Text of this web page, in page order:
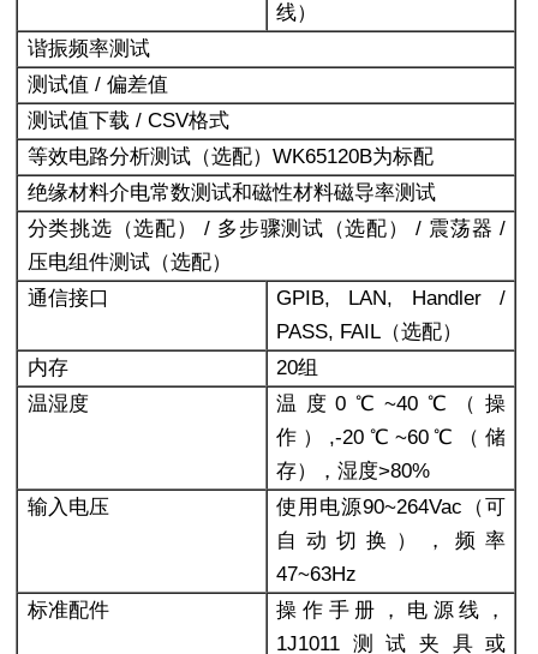
线）
谐振频率测试
测试值 / 偏差值
测试值下载 / CSV格式
等效电路分析测试（选配）WK65120B为标配
绝缘材料介电常数测试和磁性材料磁导率测试
分类挑选（选配） / 多步骤测试（选配） / 震荡器 /
压电组件测试（选配）
通信接口
GPIB, LAN, Handler /
PASS, FAIL （选配）
内存
20组
温湿度
温度0℃~40℃（操
作）,-20℃~60℃（储
存），湿度>80%
输入电压
使用电源90~264Vac（可
自动切换），频率
47~63Hz
标准配件
操作手册，电源线，
1J1011测试夹具或